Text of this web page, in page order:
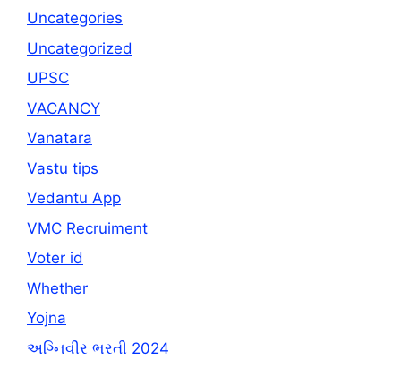
Uncategories
Uncategorized
UPSC
VACANCY
Vanatara
Vastu tips
Vedantu App
VMC Recruiment
Voter id
Whether
Yojna
અગ્નિવીર ભરતી 2024